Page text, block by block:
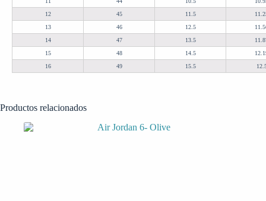
12
45 11.5
13
46 12.5
14
47 13.5
15
48 14.5
16
49 15.5
Productos relacionados